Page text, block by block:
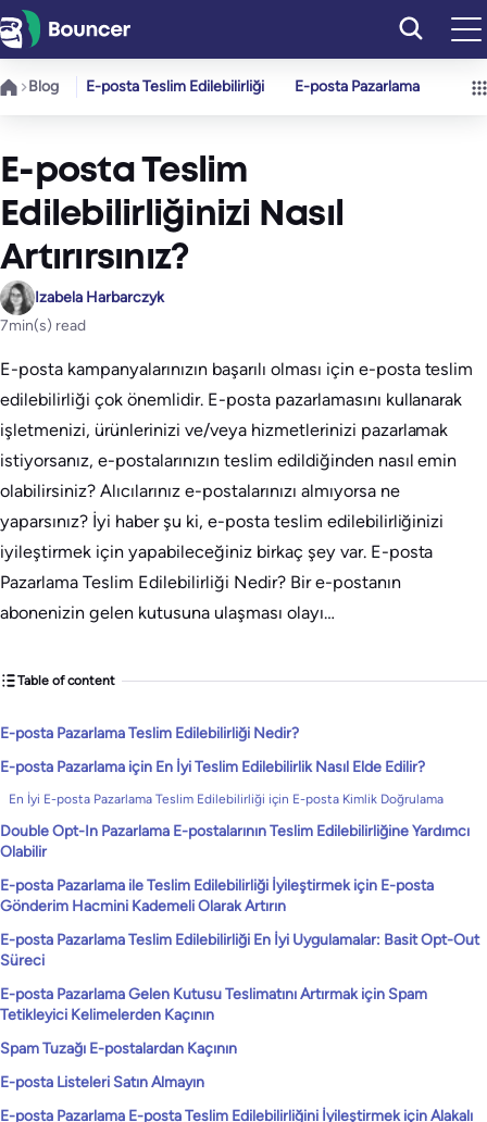
İçeriğe
geç
Blog E-posta Teslim Edilebilirliği E-posta Pazarlama
E-posta Teslim
Edilebilirliğinizi Nasıl
Artırırsınız?
Izabela Harbarczyk
7min(s) read
E-posta kampanyalarınızın başarılı olması için e-posta teslim
edilebilirliği çok önemlidir. E-posta pazarlamasını kullanarak
işletmenizi, ürünlerinizi ve/veya hizmetlerinizi pazarlamak
istiyorsanız, e-postalarınızın teslim edildiğinden nasıl emin
olabilirsiniz? Alıcılarınız e-postalarınızı almıyorsa ne
yaparsınız? İyi haber şu ki, e-posta teslim edilebilirliğinizi
iyileştirmek için yapabileceğiniz birkaç şey var. E-posta
Pazarlama Teslim Edilebilirliği Nedir? Bir e-postanın
abonenizin gelen kutusuna ulaşması olayı…
Table of content
E-posta Pazarlama Teslim Edilebilirliği Nedir?
E-posta Pazarlama için En İyi Teslim Edilebilirlik Nasıl Elde Edilir?
En İyi E-posta Pazarlama Teslim Edilebilirliği için E-posta Kimlik Doğrulama
Double Opt-In Pazarlama E-postalarının Teslim Edilebilirliğine Yardımcı
Olabilir
E-posta Pazarlama ile Teslim Edilebilirliği İyileştirmek için E-posta
Gönderim Hacmini Kademeli Olarak Artırın
E-posta Pazarlama Teslim Edilebilirliği En İyi Uygulamalar: Basit Opt-Out
Süreci
E-posta Pazarlama Gelen Kutusu Teslimatını Artırmak için Spam
Tetikleyici Kelimelerden Kaçının
Spam Tuzağı E-postalardan Kaçının
E-posta Listeleri Satın Almayın
E-posta Pazarlama E-posta Teslim Edilebilirliğini İyileştirmek için Alakalı